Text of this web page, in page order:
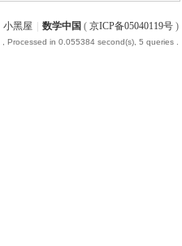
小黑屋 数学中国 ( 京ICP备05040119号)
, Processed in 0.055384 second(s), 5 queries .